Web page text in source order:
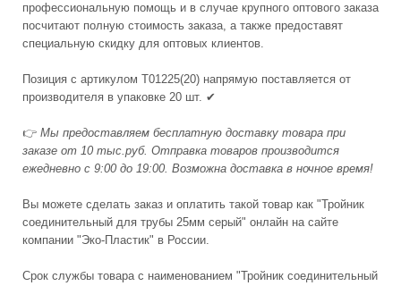
профессиональную помощь и в случае крупного оптового заказа
посчитают полную стоимость заказа, а также предоставят
специальную скидку для оптовых клиентов.
Позиция с артикулом Т01225(20) напрямую поставляется от
производителя в упаковке 20 шт. ✔
👉 Мы предоставляем бесплатную доставку товара при
заказе от 10 тыс.руб. Отправка товаров производится
ежедневно с 9:00 до 19:00. Возможна доставка в ночное время!
Вы можете сделать заказ и оплатить такой товар как "Тройник
соединительный для трубы 25мм серый" онлайн на сайте
компании "Эко-Пластик" в России.
Срок службы товара с наименованием "Тройник соединительный